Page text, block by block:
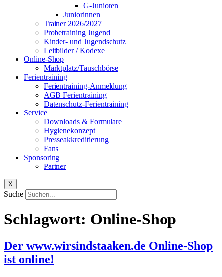
G-Junioren
Juniorinnen
Trainer 2026/2027
Probetraining Jugend
Kinder- und Jugendschutz
Leitbilder / Kodexe
Online-Shop
Marktplatz/Tauschbörse
Ferientraining
Ferientraining-Anmeldung
AGB Ferientraining
Datenschutz-Ferientraining
Service
Downloads & Formulare
Hygienekonzept
Presseakkreditierung
Fans
Sponsoring
Partner
X
Suche
Schlagwort: Online-Shop
Der www.wirsindstaaken.de Online-Shop
ist online!